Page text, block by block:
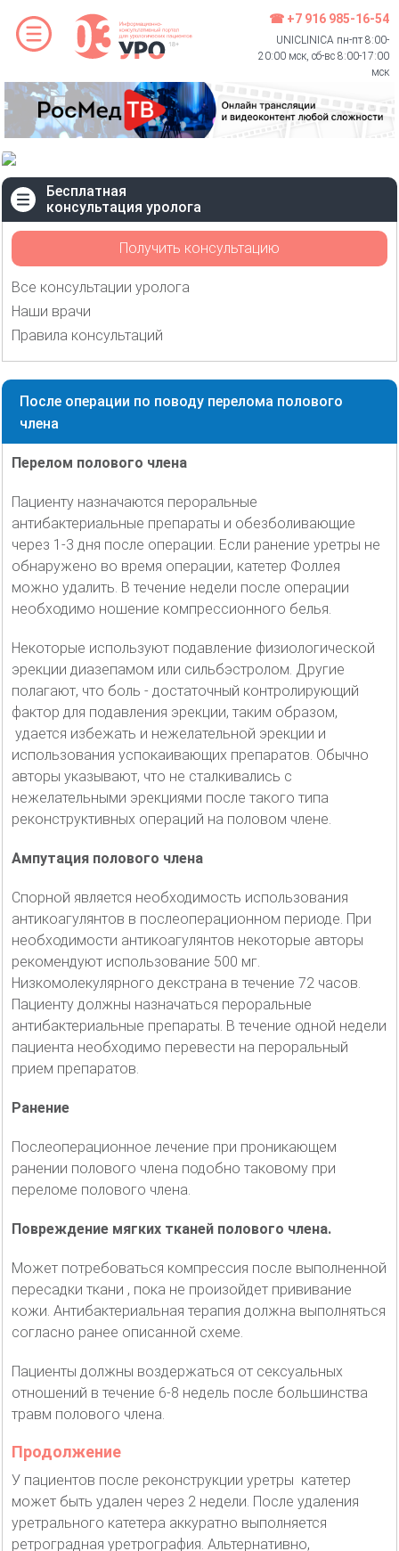
☎ +7 916 985-16-54
UNICLINICA пн-пт 8:00-
20:00 мск, сб-вс 8:00-17:00
мск
Бесплатная
консультация уролога
Получить консультацию
Все консультации уролога
Наши врачи
Правила консультаций
После операции по поводу перелома полового
члена
Перелом полового члена
Пациенту назначаются пероральные
антибактериальные препараты и обезболивающие
через 1-3 дня после операции. Если ранение уретры не
обнаружено во время операции, катетер Фоллея
можно удалить. В течение недели после операции
необходимо ношение компрессионного белья.
Некоторые используют подавление физиологической
эрекции диазепамом или сильбэстролом. Другие
полагают, что боль - достаточный контролирующий
фактор для подавления эрекции, таким образом,
удается избежать и нежелательной эрекции и
использования успокаивающих препаратов. Обычно
авторы указывают, что не сталкивались с
нежелательными эрекциями после такого типа
реконструктивных операций на половом члене.
Ампутация полового члена
Спорной является необходимость использования
антикоагулянтов в послеоперационном периоде. При
необходимости антикоагулянтов некоторые авторы
рекомендуют использование 500 мг.
Низкомолекулярного декстрана в течение 72 часов.
Пациенту должны назначаться пероральные
антибактериальные препараты. В течение одной недели
пациента необходимо перевести на пероральный
прием препаратов.
Ранение
Послеоперационное лечение при проникающем
ранении полового члена подобно таковому при
переломе полового члена.
Повреждение мягких тканей полового члена.
Может потребоваться компрессия после выполненной
пересадки ткани , пока не произойдет прививание
кожи. Антибактериальная терапия должна выполняться
согласно ранее описанной схеме.
Пациенты должны воздержаться от сексуальных
отношений в течение 6-8 недель после большинства
травм полового члена.
Продолжение
У пациентов после реконструкции уретры катетер
может быть удален через 2 недели. После удаления
уретрального катетера аккуратно выполняется
ретроградная уретрография. Альтернативно,